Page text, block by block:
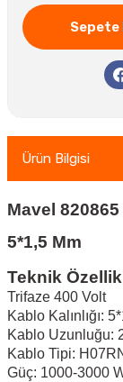
Sepete
Ürün Bilgisi
Mavel
5*1,5 Mm
Teknik
Trifaze 400 Volt
Kablo Kalınlığı:
Kablo Uzunluğu:
Kablo Tipi:
Güç: 1000-3000